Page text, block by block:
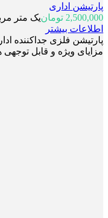
پارتیشن اداری
2,500,000 تومانیک متر
اطلاعات بیشتر
پارتیشن فلزی جداکننده
مزایای ویژه و قابل توجهی